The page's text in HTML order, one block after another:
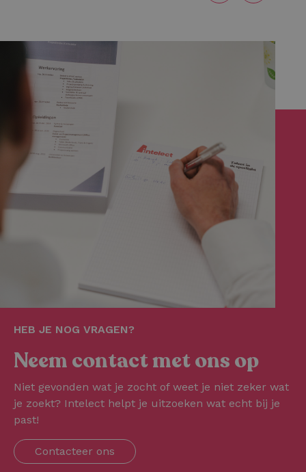
HEB JE NOG VRAGEN?
Neem contact met ons op
Niet gevonden wat je zocht of weet je niet zeker wat
je zoekt? Intelect helpt je uitzoeken wat echt bij je
past!
Contacteer ons